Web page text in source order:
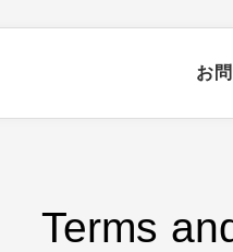
お
Terms